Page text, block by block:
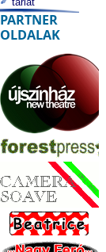
PARTNER
OLDALAK